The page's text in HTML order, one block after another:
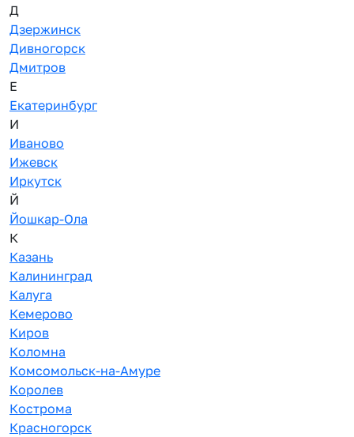
Д
Дзержинск
Дивногорск
Дмитров
Е
Екатеринбург
И
Иваново
Ижевск
Иркутск
Й
Йошкар-Ола
К
Казань
Калининград
Калуга
Кемерово
Киров
Коломна
Комсомольск-на-Амуре
Королев
Кострома
Красногорск